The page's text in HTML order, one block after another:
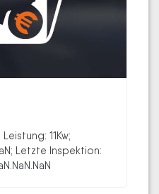
11Kw;
Letzte Inspektion: